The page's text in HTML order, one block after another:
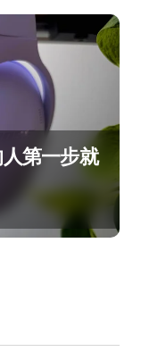
第一步就